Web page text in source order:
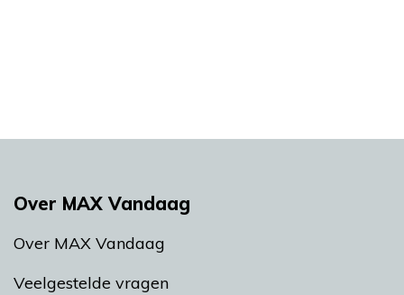
Over MAX Vandaag
Over MAX Vandaag
Veelgestelde vragen